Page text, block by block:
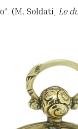
(M. Soldati, Le